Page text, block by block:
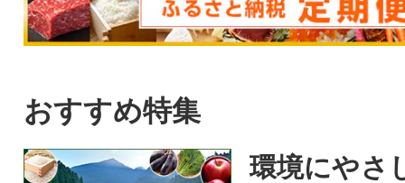
おすすめ特集
環境にやさ